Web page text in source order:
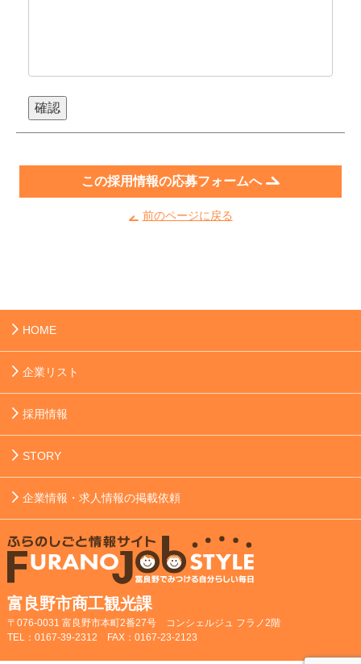
この採用情報の応募フォームへ
前のページに戻る
HOME
企業リスト
採用情報
STORY
企業情報・求人情報の掲載依頼
富良野市商工観光課
〒076-0031 富良野市本町2番27号 コンシェルジュ フラノ2階
TEL：0167-39-2312 FAX：0167-23-2123